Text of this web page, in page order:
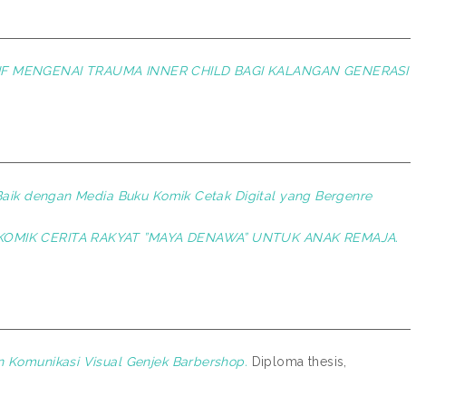
MENGENAI TRAUMA INNER CHILD BAGI KALANGAN GENERASI
dengan Media Buku Komik Cetak Digital yang Bergenre
CERITA RAKYAT ”MAYA DENAWA” UNTUK ANAK REMAJA.
Visual Genjek Barbershop. Diploma thesis,